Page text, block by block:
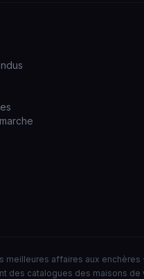
meilleures affaires aux enchères
des catalogues des maisons de